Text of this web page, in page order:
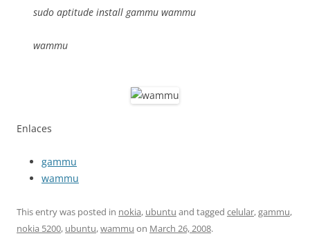
sudo aptitude install gammu wammu
wammu
Enlaces
gammu
wammu
This entry was posted in nokia, ubuntu and tagged celular,gammu,
nokia 5200, ubuntu,wammu on March 26, 2008.